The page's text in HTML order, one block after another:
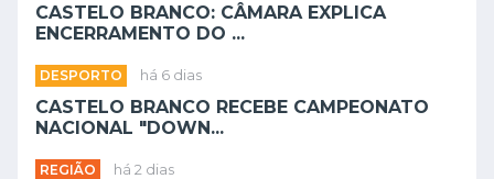
CASTELO BRANCO: CÂMARA EXPLICA
ENCERRAMENTO DO ...
DESPORTO há 6 dias
CASTELO BRANCO RECEBE CAMPEONATO
NACIONAL "DOWN...
REGIÃO há 2 dias